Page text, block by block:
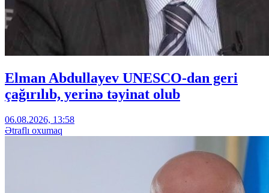
Elman Abdullayev UNESCO-dan geri
çağırılıb, yerinə təyinat olub
06.08.2026, 13:58
Ətraflı oxumaq